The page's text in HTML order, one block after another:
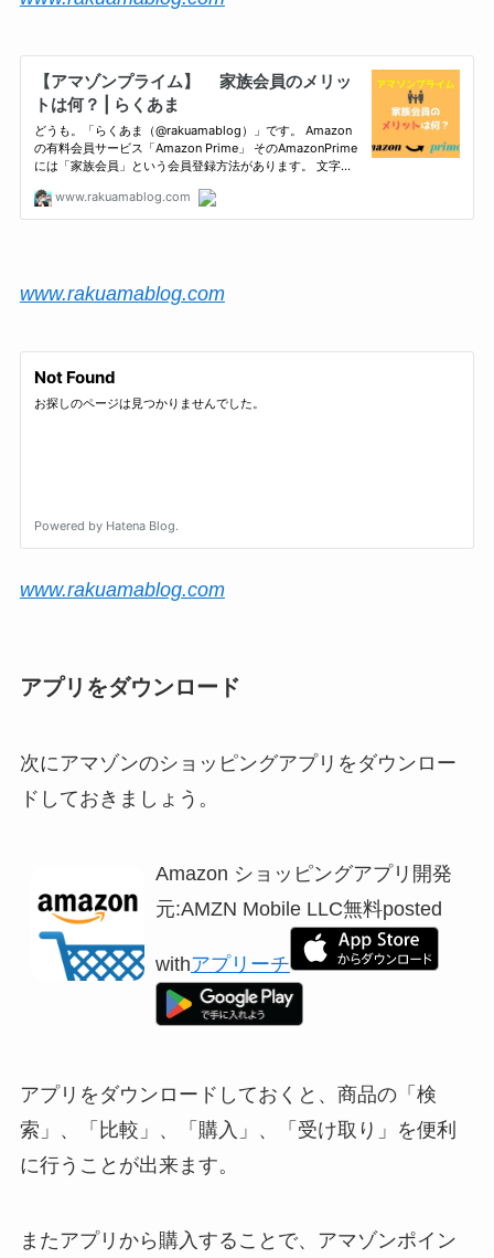
www.rakuamablog.com
www.rakuamablog.com
アプリをダウンロード
次にアマゾンのショッピングアプリをダウンロー
ドしておきましょう。
Amazon ショッピングアプリ開発
元:AMZN Mobile LLC無料posted
withアプリーチ
アプリをダウンロードしておくと、商品の「検
索」、「比較」、「購入」、「受け取り」を便利
に行うことが出来ます。
またアプリから購入することで、アマゾンポイン